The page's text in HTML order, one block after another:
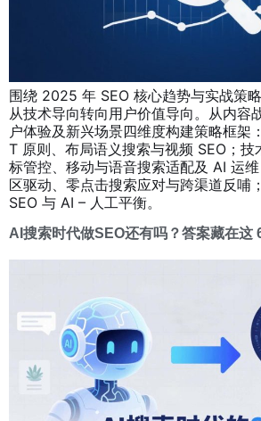
围绕 2025 年 SEO 核心趋势与实战策
从技术导向转向用户价值导向。从内容
户体验及新兴场景四维度构建策略框架
T 原则、布局语义搜索与视频 SEO；技
标管控、移动与语音搜索适配及 AI 运
区驱动、零点击搜索应对与跨渠道反哺
SEO 与 AI – 人工平衡。
AI搜索时代做SEO还有吗？答案藏在这